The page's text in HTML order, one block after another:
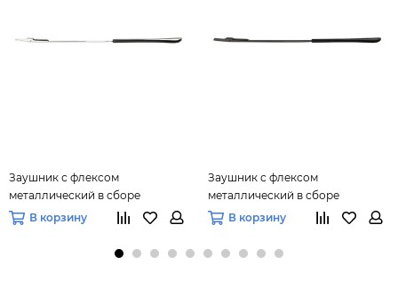
Заушник с флексом
металлический в сборе
3,0х1,2х135 мм (серебро), 10 пар
В корзину
Заушник с флексом
металлический в сборе
3,0х1,2х135 мм (черный), 10 пар
В корзину